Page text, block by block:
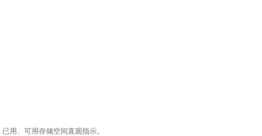
用、可用存储空间直观指示。